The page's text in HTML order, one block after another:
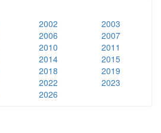
2002
2003
2006
2007
2010
2011
2014
2015
2018
2019
2022
2023
2026